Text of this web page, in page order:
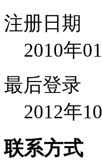
注册日期
2010年
最后登录
2012年
联系方式